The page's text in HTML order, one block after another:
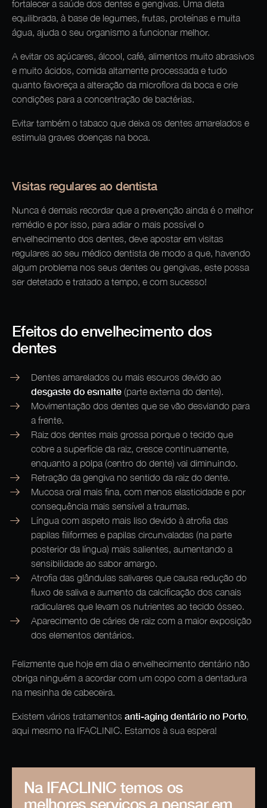
fortalecer a saúde dos dentes e gengivas. Uma dieta
equilibrada, à base de legumes, frutas, proteínas e muita
água, ajuda o seu organismo a funcionar melhor.
A evitar os açúcares, álcool, café, alimentos muito abrasivos
e muito ácidos, comida altamente processada e tudo
quanto favoreça a alteração da microflora da boca e crie
condições para a concentração de bactérias.
Evitar também o tabaco que deixa os dentes amarelados e
estimula graves doenças na boca.
Visitas regulares ao dentista
Nunca é demais recordar que a prevenção ainda é o melhor
remédio e por isso, para adiar o mais possível o
envelhecimento dos dentes, deve apostar em visitas
regulares ao seu médico dentista de modo a que, havendo
algum problema nos seus dentes ou gengivas, este possa
ser detetado e tratado a tempo, e com sucesso!
Efeitos do envelhecimento dos
dentes
Dentes amarelados ou mais escuros devido ao
desgaste do esmalte (parte externa do dente).
Movimentação dos dentes que se vão desviando para
a frente.
Raiz dos dentes mais grossa porque o tecido que
cobre a superfície da raiz, cresce continuamente,
enquanto a polpa (centro do dente) vai diminuindo.
Retração da gengiva no sentido da raiz do dente.
Mucosa oral mais fina, com menos elasticidade e por
consequência mais sensível a traumas.
Língua com aspeto mais liso devido à atrofia das
papilas filiformes e papilas circunvaladas (na parte
posterior da língua) mais salientes, aumentando a
sensibilidade ao sabor amargo.
Atrofia das glândulas salivares que causa redução do
fluxo de saliva e aumento da calcificação dos canais
radiculares que levam os nutrientes ao tecido ósseo.
Aparecimento de cáries de raiz com a maior exposição
dos elementos dentários.
Felizmente que hoje em dia o envelhecimento dentário não
obriga ninguém a acordar com um copo com a dentadura
na mesinha de cabeceira.
Existem vários tratamentos anti-aging dentário no Porto,
aqui mesmo na IFACLINIC. Estamos à sua espera!
Na IFACLINIC temos os
melhores serviços a pensar em